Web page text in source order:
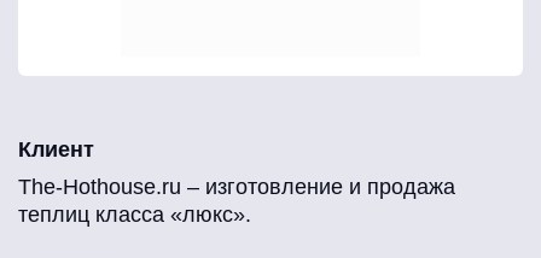
Клиент
The-Hothouse.ru – изготовление и продажа
теплиц класса «люкс».